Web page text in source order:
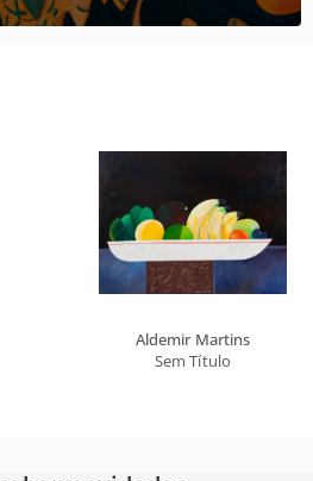
Aldemir Martins
Sem Título